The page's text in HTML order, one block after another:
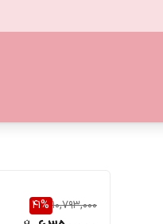
10,793,000
41%